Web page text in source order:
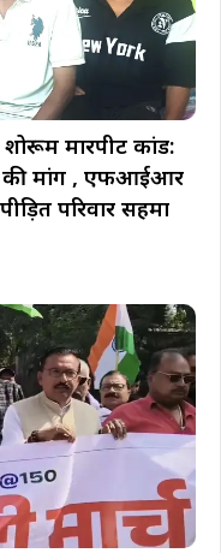
मारपीट कांड:
की मांग , एफआईआर
परिवार सहमा